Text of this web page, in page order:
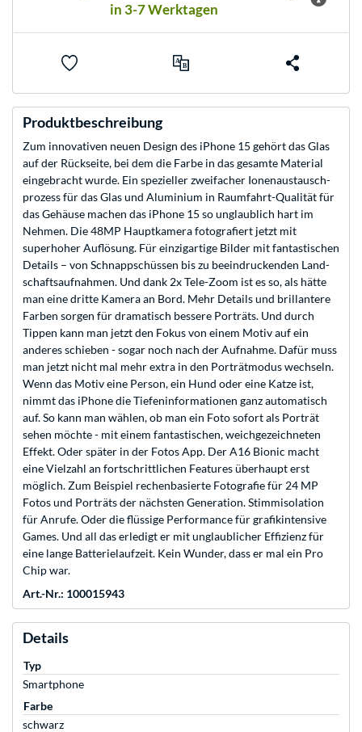
in 3-7 Werktagen
Produktbeschreibung
Zum innova­tiven neuen Design des iPhone 15 gehört das Glas
auf der Rückseite, bei dem die Farbe in das gesamte Material
eingebracht wurde. Ein spezieller zweifacher Ionen­austausch­
prozess für das Glas und Aluminium­ in Raumfahrt-Qualität für
das Gehäuse machen das iPhone 15 so unglaublich hart im
Nehmen. Die 48MP Hauptkamera fotografiert jetzt mit
superhoher Auf­lösung. Für einzig­artige Bilder mit fantas­tischen
Details – von Schnapp­schüssen bis zu beein­druckenden Land­
schafts­aufnahmen. Und dank 2x Tele-Zoom ist es so, als hätte
man eine dritte Kamera an Bord. Mehr Details und brillantere
Farben sorgen für dramatisch bessere Porträts. Und durch
Tippen kann man jetzt den Fokus von einem Motiv auf ein
anderes schieben - sogar noch nach der Aufnahme. Dafür muss
man jetzt nicht mal mehr extra in den Porträt­modus wechseln.
Wenn das Motiv eine Person, ein Hund oder eine Katze ist,
nimmt das iPhone die Tiefen­infor­mationen ganz auto­matisch
auf. So kann man wählen, ob man ein Foto sofort als Porträt
sehen möchte - mit einem fantas­tischen, weich­gezeichneten
Effekt. Oder später in der Fotos App. Der A16 Bionic macht
eine Vielzahl an fortschrittlichen Features überhaupt erst
möglich. Zum Beispiel rechen­­basierte Fotografie für 24 MP
Fotos und Porträts der nächsten Generation. Stimm­isolation
für Anrufe. Oder die flüssige Perfor­mance für grafik­intensive
Games. Und all das erledigt er mit unglaublicher Effizienz für
eine lange Batterie­laufzeit. Kein Wunder, dass er mal ein Pro
Chip war.
Art.-Nr.: 100015943
Details
Typ
Smartphone
Farbe
schwarz